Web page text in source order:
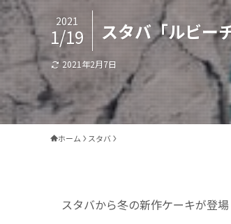
スタバ「ルビー
2021
1/19
2021年2月7日
ホーム スタバ
スタバから冬の新作ケーキが登